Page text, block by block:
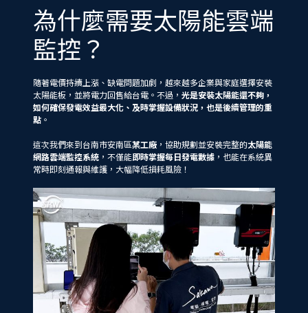
為什麼需要太陽能雲端
監控？
隨著電價持續上漲、缺電問題加劇，越來越多企業與家庭選擇安裝
太陽能板，並將電力回售給台電。不過， 光是安裝太陽能還不夠，
如何確保發電效益最大化、及時掌握設備狀況，也是後續管理的重
點。
這次我們來到台南市安南區某工廠，協助規劃並安裝完整的太陽能
網路雲端監控系統，不僅能即時掌握每日發電數據，也能在系統異
常時即刻通報與維護，大幅降低損耗風險！